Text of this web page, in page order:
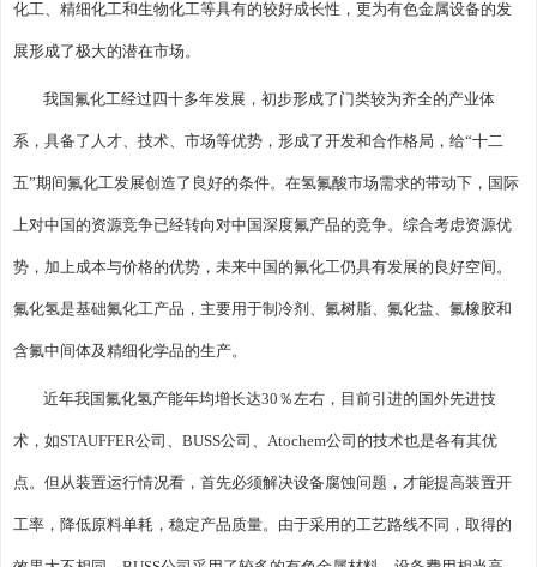
化工、精细化工和生物化工等具有的较好成长性，更为有色金属设备的发
展形成了极大的潜在市场。
我国氟化工经过四十多年发展，初步形成了门类较为齐全的产业体
系，具备了人才、技术、市场等优势，形成了开发和合作格局，给“十二
五”期间氟化工发展创造了良好的条件。在氢氟酸市场需求的带动下，国际
上对中国的资源竞争已经转向对中国深度氟产品的竞争。综合考虑资源优
势，加上成本与价格的优势，未来中国的氟化工仍具有发展的良好空间。
氟化氢是基础氟化工产品，主要用于制冷剂、氟树脂、氟化盐、氟橡胶和
含氟中间体及精细化学品的生产。
近年我国氟化氢产能年均增长达30％左右，目前引进的国外先进技
术，如STAUFFER公司、BUSS公司、Atochem公司的技术也是各有其优
点。但从装置运行情况看，首先必须解决设备腐蚀问题，才能提高装置开
工率，降低原料单耗，稳定产品质量。由于采用的工艺路线不同，取得的